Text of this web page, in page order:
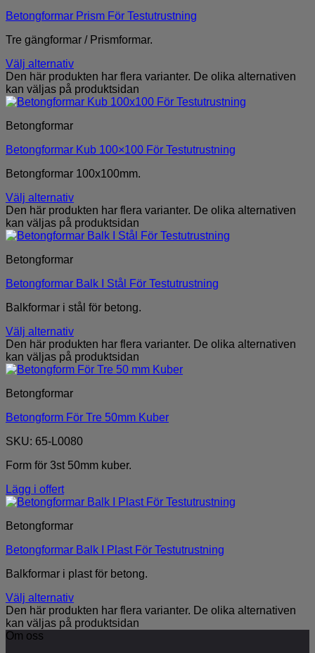
Betongformar Prism För Testutrustning
Tre gängformar / Prismformar.
Välj alternativ
Den här produkten har flera varianter. De olika alternativen
kan väljas på produktsidan
Betongformar
Betongformar Kub 100×100 För Testutrustning
Betongformar 100x100mm.
Välj alternativ
Den här produkten har flera varianter. De olika alternativen
kan väljas på produktsidan
Betongformar
Betongformar Balk I Stål För Testutrustning
Balkformar i stål för betong.
Välj alternativ
Den här produkten har flera varianter. De olika alternativen
kan väljas på produktsidan
Betongformar
Betongform För Tre 50mm Kuber
SKU: 65-L0080
Form för 3st 50mm kuber.
Lägg i offert
Betongformar
Betongformar Balk I Plast För Testutrustning
Balkformar i plast för betong.
Välj alternativ
Den här produkten har flera varianter. De olika alternativen
kan väljas på produktsidan
Om oss